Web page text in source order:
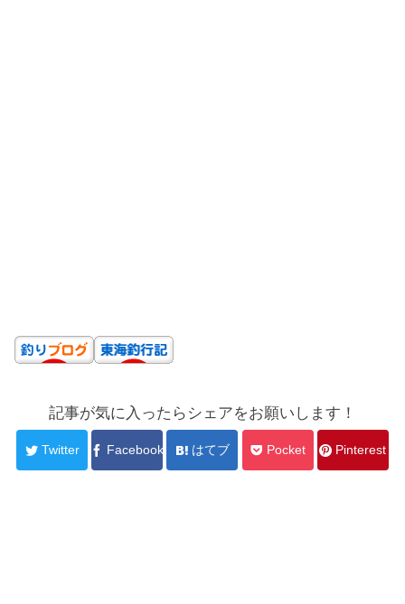
記事が気に入ったらシェアをお願いします！
Twitter Facebook はてブ Pocket Pinterest